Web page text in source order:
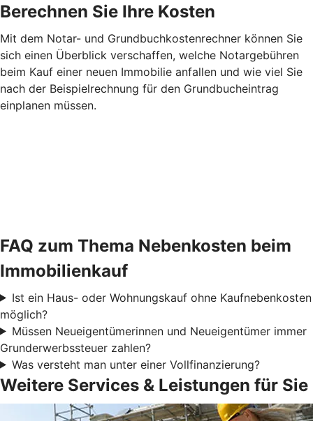
Berechnen Sie Ihre Kosten
Mit dem Notar- und Grundbuchkostenrechner können Sie
sich einen Überblick verschaffen, welche Notargebühren
beim Kauf einer neuen Immobilie anfallen und wie viel Sie
nach der Beispielrechnung für den Grundbucheintrag
einplanen müssen.
FAQ zum Thema Nebenkosten beim
Immobilienkauf
Ist ein Haus- oder Wohnungskauf ohne Kaufnebenkosten
möglich?
Müssen Neueigentümerinnen und Neueigentümer immer
Grunderwerbssteuer zahlen?
Was versteht man unter einer Vollfinanzierung?
Weitere Services & Leistungen für Sie